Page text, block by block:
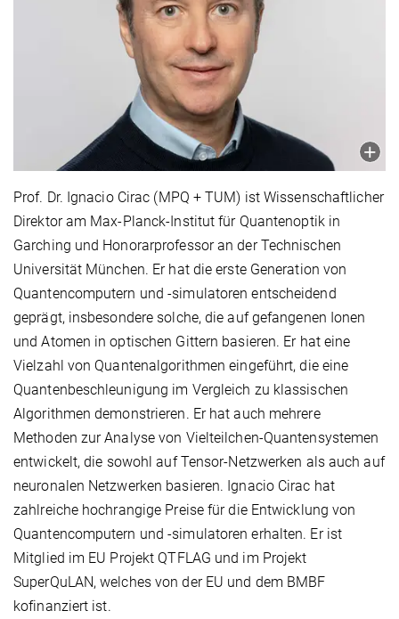
Prof. Dr. Ignacio Cirac (MPQ + TUM) ist Wissenschaftlicher
Direktor am Max-Planck-Institut für Quantenoptik in
Garching und Honorarprofessor an der Technischen
Universität München. Er hat die erste Generation von
Quantencomputern und -simulatoren entscheidend
geprägt, insbesondere solche, die auf gefangenen Ionen
und Atomen in optischen Gittern basieren. Er hat eine
Vielzahl von Quantenalgorithmen eingeführt, die eine
Quantenbeschleunigung im Vergleich zu klassischen
Algorithmen demonstrieren. Er hat auch mehrere
Methoden zur Analyse von Vielteilchen-Quantensystemen
entwickelt, die sowohl auf Tensor-Netzwerken als auch auf
neuronalen Netzwerken basieren. Ignacio Cirac hat
zahlreiche hochrangige Preise für die Entwicklung von
Quantencomputern und -simulatoren erhalten. Er ist
Mitglied im EU Projekt QTFLAG und im Projekt
SuperQuLAN, welches von der EU und dem BMBF
kofinanziert ist.